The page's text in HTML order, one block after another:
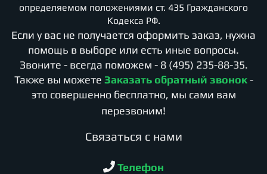
определяемом положениями ст. 435 Гражданского
Кодекса РФ.
Если у вас не получается оформить заказ, нужна
помощь в выборе или есть иные вопросы.
Звоните - всегда поможем - 8 (495) 235-88-35.
Также вы можете Заказать обратный звонок -
это совершенно бесплатно, мы сами вам
перезвоним!
Cвязаться с нами
Телефон